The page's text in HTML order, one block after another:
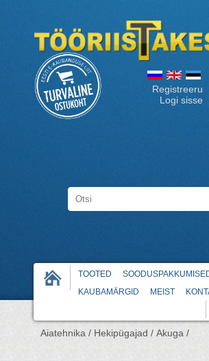
Registreeru
Logi sisse
TOOTED
KAUBAMÄRGID
MEIST
Aiatehnika / Hekipügajad / Akuga /